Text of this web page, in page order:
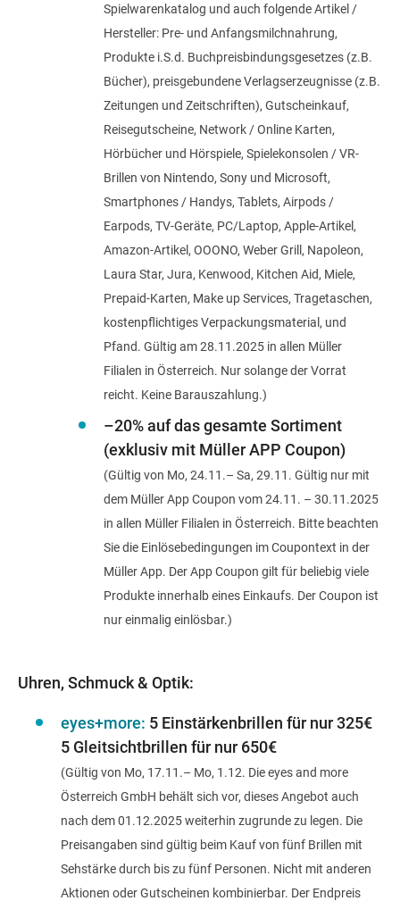
Spielwarenkatalog und auch folgende Artikel /
Hersteller: Pre- und Anfangsmilchnahrung,
Produkte i.S.d. Buchpreisbindungsgesetzes (z.B.
Bücher), preisgebundene Verlagserzeugnisse (z.B.
Zeitungen und Zeitschriften), Gutscheinkauf,
Reisegutscheine, Network / Online Karten,
Hörbücher und Hörspiele, Spielekonsolen / VR-
Brillen von Nintendo, Sony und Microsoft,
Smartphones / Handys, Tablets, Airpods /
Earpods, TV-Geräte, PC/Laptop, Apple-Artikel,
Amazon-Artikel, OOONO, Weber Grill, Napoleon,
Laura Star, Jura, Kenwood, Kitchen Aid, Miele,
Prepaid-Karten, Make up Services, Tragetaschen,
kostenpflichtiges Verpackungsmaterial, und
Pfand. Gültig am 28.11.2025 in allen Müller
Filialen in Österreich. Nur solange der Vorrat
reicht. Keine Barauszahlung.)
–20% auf das gesamte Sortiment
(exklusiv mit Müller APP Coupon)
(Gültig von Mo, 24.11.– Sa, 29.11. Gültig nur mit
dem Müller App Coupon vom 24.11. – 30.11.2025
in allen Müller Filialen in Österreich. Bitte beachten
Sie die Einlösebedingungen im Coupontext in der
Müller App. Der App Coupon gilt für beliebig viele
Produkte innerhalb eines Einkaufs. Der Coupon ist
nur einmalig einlösbar.)
Uhren, Schmuck & Optik:
eyes+more: 5 Einstärkenbrillen für nur 325€
5 Gleitsichtbrillen für nur 650€
(Gültig von Mo, 17.11.– Mo, 1.12. Die eyes and more
Österreich GmbH behält sich vor, dieses Angebot auch
nach dem 01.12.2025 weiterhin zugrunde zu legen. Die
Preisangaben sind gültig beim Kauf von fünf Brillen mit
Sehstärke durch bis zu fünf Personen. Nicht mit anderen
Aktionen oder Gutscheinen kombinierbar. Der Endpreis